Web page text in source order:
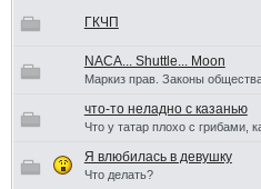
ГКЧП
NACA... Shuttle... Moon
Маркиз прав. Законы
что-то неладно с казанью
Что у татар плохо с грибами,
Я влюбилась в девушку
Что делать?